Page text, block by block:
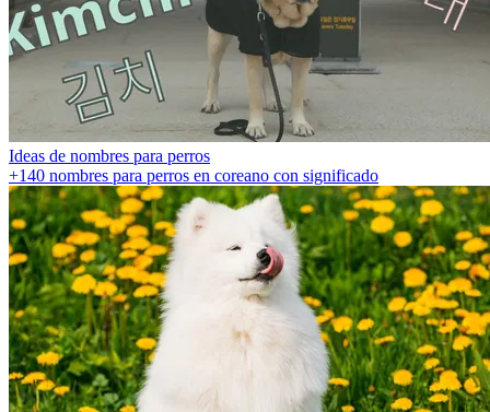
Ideas de nombres para perros
+140 nombres para perros en coreano con significado